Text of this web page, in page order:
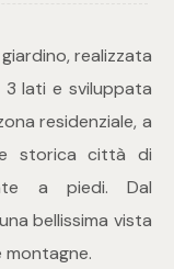
realizzata
lati e sviluppata
residenziale, a
e storica città di
a piedi. Dal
bellissima vista